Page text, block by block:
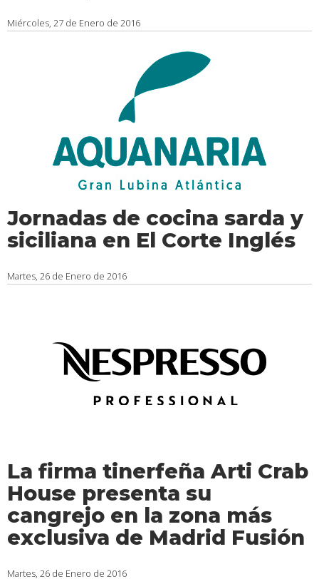
Miércoles, 27 de Enero de 2016
Jornadas de cocina sarda y
siciliana en El Corte Inglés
Martes, 26 de Enero de 2016
La firma tinerfeña Arti Crab
House presenta su
cangrejo en la zona más
exclusiva de Madrid Fusión
Martes, 26 de Enero de 2016